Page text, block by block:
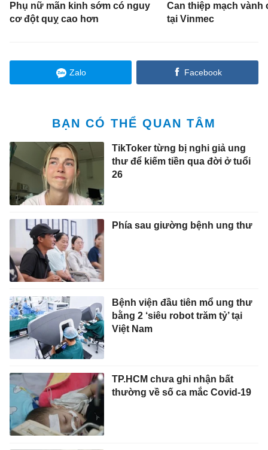
Phụ nữ mãn kinh sớm có nguy
cơ đột quỵ cao hơn
Can thiệp mạch vành
tại Vinmec
Zalo Facebook
BẠN CÓ THỂ QUAN TÂM
TikToker từng bị nghi giả ung
thư để kiếm tiền qua đời ở tuổi
26
Phía sau giường bệnh ung thư
Bệnh viện đầu tiên mổ ung thư
bằng 2 ‘siêu robot trăm tỷ’ tại
Việt Nam
TP.HCM chưa ghi nhận bất
thường về số ca mắc Covid-19